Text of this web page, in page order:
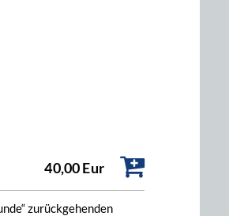
40,00 Eur
zurückgehenden